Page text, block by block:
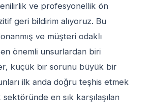
ve profesyonellik ön
geri bildirim alıyoruz. Bu
ve müşteri odaklı
önemli unsurlardan biri
küçük bir sorunu büyük bir
ilk anda doğru teşhis etmek
en sık karşılaşılan